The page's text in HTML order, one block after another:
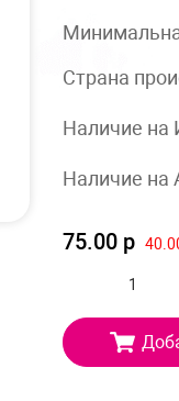
Страна
Наличие на
Наличие на
75.00 р